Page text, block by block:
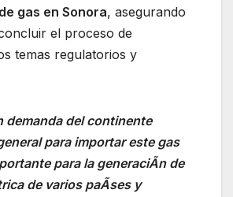
gas en Sonora, asegurando
el proceso de
temas regulatorios y
demanda del continente
para importar este gas
para la generaciÃn de
de varios paÃses y